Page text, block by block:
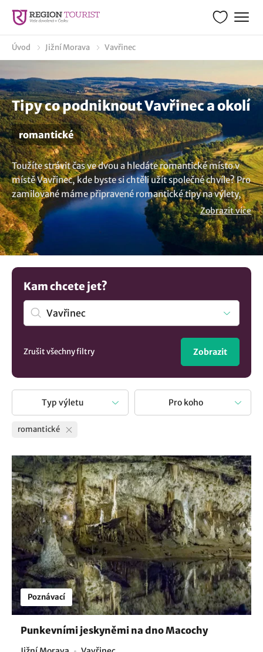
Úvod Jižní Morava Vavřinec
Tipy co podniknout Vavřinec a okolí
romantické
Toužíte strávit čas ve dvou a hledáte romantické místo v
místě Vavřinec, kde byste si chtěli užít společné chvíle? Pro
zamilované máme připravené romantické tipy na výlety,
které by vás mohly zaujmout. Cestování ve dvou je
ideálním způsobem, jak posílit vztah a prožít
nezapomenutelné okamžiky. Romantická místa vám
přinesou společnou radost a vzpomínky.
Zobrazit více
Kam chcete jet?
Zrušit všechny filtry Zobrazit
Typ výletu Pro koho
romantické
Poznávací
Punkevními jeskyněmi na dno Macochy